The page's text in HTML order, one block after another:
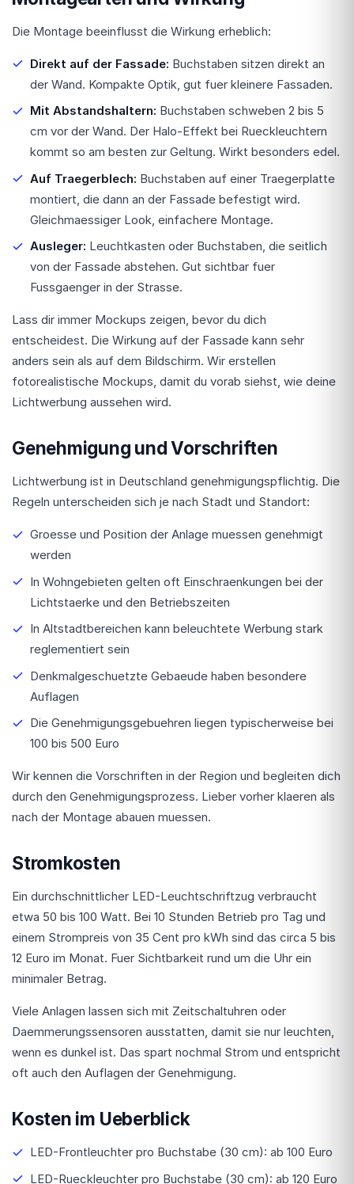
Die Montage beeinflusst die Wirkung erheblich:
Direkt auf der Fassade: Buchstaben sitzen direkt an
der Wand. Kompakte Optik, gut fuer kleinere Fassaden.
Mit Abstandshaltern: Buchstaben schweben 2 bis 5
cm vor der Wand. Der Halo-Effekt bei Rueckleuchtern
kommt so am besten zur Geltung. Wirkt besonders edel.
Auf Traegerblech: Buchstaben auf einer Traegerplatte
montiert, die dann an der Fassade befestigt wird.
Gleichmaessiger Look, einfachere Montage.
Ausleger: Leuchtkasten oder Buchstaben, die seitlich
von der Fassade abstehen. Gut sichtbar fuer
Fussgaenger in der Strasse.
Lass dir immer Mockups zeigen, bevor du dich
entscheidest. Die Wirkung auf der Fassade kann sehr
anders sein als auf dem Bildschirm. Wir erstellen
fotorealistische Mockups, damit du vorab siehst, wie deine
Lichtwerbung aussehen wird.
Genehmigung und Vorschriften
Lichtwerbung ist in Deutschland genehmigungspflichtig. Die
Regeln unterscheiden sich je nach Stadt und Standort:
Groesse und Position der Anlage muessen genehmigt
werden
In Wohngebieten gelten oft Einschraenkungen bei der
Lichtstaerke und den Betriebszeiten
In Altstadtbereichen kann beleuchtete Werbung stark
reglementiert sein
Denkmalgeschuetzte Gebaeude haben besondere
Auflagen
Die Genehmigungsgebuehren liegen typischerweise bei
100 bis 500 Euro
Wir kennen die Vorschriften in der Region und begleiten dich
durch den Genehmigungsprozess. Lieber vorher klaeren als
nach der Montage abauen muessen.
Stromkosten
Ein durchschnittlicher LED-Leuchtschriftzug verbraucht
etwa 50 bis 100 Watt. Bei 10 Stunden Betrieb pro Tag und
einem Strompreis von 35 Cent pro kWh sind das circa 5 bis
12 Euro im Monat. Fuer Sichtbarkeit rund um die Uhr ein
minimaler Betrag.
Viele Anlagen lassen sich mit Zeitschaltuhren oder
Daemmerungssensoren ausstatten, damit sie nur leuchten,
wenn es dunkel ist. Das spart nochmal Strom und entspricht
oft auch den Auflagen der Genehmigung.
Kosten im Ueberblick
LED-Frontleuchter pro Buchstabe (30 cm): ab 100 Euro
LED-Rueckleuchter pro Buchstabe (30 cm): ab 120 Euro